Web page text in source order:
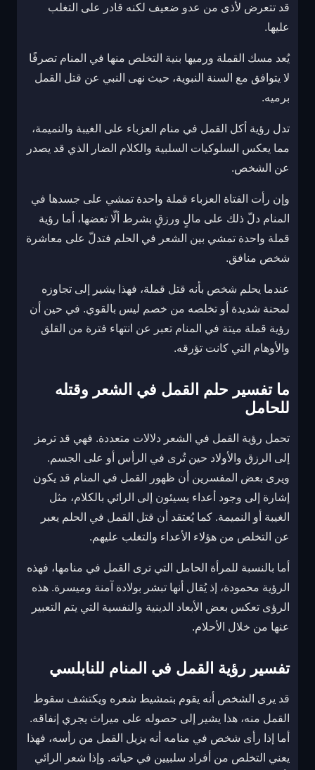
قد تتعرض لأذى من عدو ضعيف لكنه قادر على التغلب
عليها.
يُعد مسك القملة ورميها بنية التخلص منها في المنام تصرفًا
لا يتوافق مع السنة النبوية، حيث نهى النبي عن قتل القمل
برميه.
تدل رؤية أكل القمل في منام العزباء على الغيبة والنميمة،
مما يعكس السلوكيات السلبية والكلام الضار الذي قد يصدر
عن الشخص.
وإن رأت الفتاة العزباء قملة واحدة تمشي على جسدها في
المنام دلّ ذلك على مالٍ ورزقٍ بشرط ألّا تعضها، أما رؤية
قملة واحدة تمشي بين الشعر في الحلم فتدلّ على معاشرة
شخص منافق.
عندما يحلم شخص بأنه قتل قملة، فهذا يشير إلى تجاوزه
لمحنة شديدة أو تخلصه من خصم ليس بالقوي. في حين أن
رؤية قملة ميتة في المنام تعبر عن انتهاء فترة من القلق
والأوهام التي كانت تؤرقه.
ما تفسير حلم القمل في الشعر وقتله
للحامل
تحمل رؤية القمل في الشعر دلالات متعددة. فهي قد ترمز
إلى الرزق والأولاد حين تُرى في الرأس أو على الجسم.
ويرى بعض المفسرين أن ظهور القمل في المنام قد يكون
إشارة إلى وجود أعداء يسيئون إلى الرائي بالكلام، مثل
الغيبة أو النميمة. كما يُعتقد أن قتل القمل في الحلم يعبر
عن التخلص من هؤلاء الأعداء والتغلب عليهم.
أما بالنسبة للمرأة الحامل التي ترى القمل في منامها، فهذه
الرؤية محمودة، إذ يُقال أنها تبشر بولادة آمنة وميسرة. هذه
الرؤى تعكس بعض الأبعاد الدينية والنفسية التي يتم التعبير
عنها من خلال الأحلام.
تفسير رؤية القمل في المنام للنابلسي
قد يرى الشخص أنه يقوم بتمشيط شعره ويكتشف سقوط
القمل منه، هذا يشير إلى حصوله على ميراث يجري إنفاقه.
أما إذا رأى شخص في منامه أنه يزيل القمل من رأسه، فهذا
يعني التخلص من أفراد سلبيين في حياته. وإذا شعر الرائي